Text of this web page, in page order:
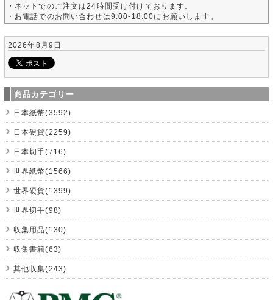
・ネットでのご注文は24時間受け付けております。
・お電話でのお問い合わせは9:00-18:00にお願いします。
2026年8月9日
商品カテゴリー
日本紙幣(3592)
日本硬貨(2259)
日本切手(716)
世界紙幣(1566)
世界硬貨(1399)
世界切手(98)
収集用品(130)
収集書籍(63)
其他収集(243)